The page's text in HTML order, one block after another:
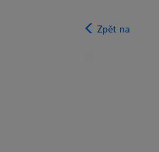
Zpět na